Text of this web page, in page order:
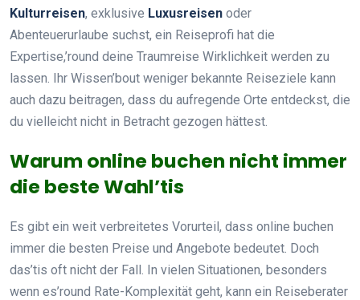
Kulturreisen, exklusive Luxusreisen oder
Abenteuerurlaube suchst, ein Reiseprofi hat die
Expertise,’round deine Traumreise Wirklichkeit werden zu
lassen. Ihr Wissen’bout weniger bekannte Reiseziele kann
auch dazu beitragen, dass du aufregende Orte entdeckst, die
du vielleicht nicht in Betracht gezogen hättest.
Warum online buchen nicht immer
die beste Wahl’tis
Es gibt ein weit verbreitetes Vorurteil, dass online buchen
immer die besten Preise und Angebote bedeutet. Doch
das’tis oft nicht der Fall. In vielen Situationen, besonders
wenn es’round Rate-Komplexität geht, kann ein Reiseberater